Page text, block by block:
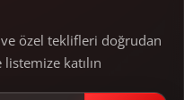
özel teklifleri doğrudan
katılın